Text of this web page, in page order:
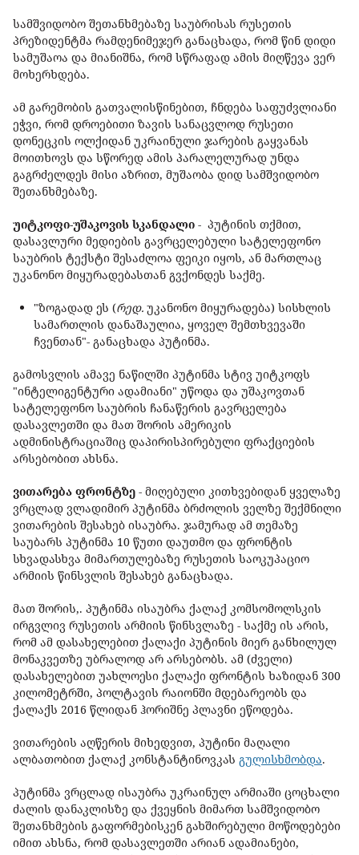
სამშვიდობო შეთანხმებაზე საუბრისას რუსეთის
პრეზიდენტმა რამდენიმეჯერ განაცხადა, რომ წინ დიდი
სამუშაოა და მიანიშნა, რომ სწრაფად ამის მიღწევა ვერ
მოხერხდება.
ამ გარემობის გათვალისწინებით, ჩნდება საფუძვლიანი
ეჭვი, რომ დროებითი ზავის სანაცვლოდ რუსეთი
დონეცკის ოლქიდან უკრაინული ჯარების გაყვანას
მოითხოვს და სწორედ ამის პარალელურად უნდა
გაგრძელდეს მისი აზრით, მუშაობა დიდ სამშვიდობო
შეთანხმებაზე.
უიტკოფი-უშაკოვის სკანდალი - პუტინის თქმით,
დასავლური მედიების გავრცელებული სატელეფონო
საუბრის ტექსტი შესაძლოა ფეიკი იყოს, ან მართლაც
უკანონო მიყურადებასთან გვქონდეს საქმე.
"ზოგადად ეს (რედ. უკანონო მიყურადება) სისხლის
სამართლის დანაშაულია, ყოველ შემთხვევაში
ჩვენთან"- განაცხადა პუტინმა.
გამოსვლის ამავე ნაწილში პუტინმა სტივ უიტკოფს
"ინტელიგენტური ადამიანი" უწოდა და უშაკოვთან
სატელეფონო საუბრის ჩანაწერის გავრცელება
დასავლეთში და მათ შორის ამერიკის
ადმინისტრაციაშიც დაპირისპირებული ფრაქციების
არსებობით ახსნა.
ვითარება ფრონტზე - მიღებული კითხვებიდან ყველაზე
ვრცლად ვლადიმირ პუტინმა ბრძოლის ველზე შექმნილი
ვითარების შესახებ ისაუბრა. ჯამურად ამ თემაზე
საუბარს პუტინმა 10 წუთი დაუთმო და ფრონტის
სხვადასხვა მიმართულებაზე რუსეთის საოკუპაციო
არმიის წინსვლის შესახებ განაცხადა.
მათ შორის,. პუტინმა ისაუბრა ქალაქ კომსომოლსკის
ირგვლივ რუსეთის არმიის წინსვლაზე - საქმე ის არის,
რომ ამ დასახელებით ქალაქი პუტინის მიერ განხილულ
მონაკვეთზე უბრალოდ არ არსებობს. ამ (ძველი)
დასახელებით უახლოესი ქალაქი ფრონტის ხაზიდან 300
კილომეტრში, პოლტავის რაიონში მდებარეობს და
ქალაქს 2016 წლიდან ჰორიშნე პლავნი ეწოდება.
ვითარების აღწერის მიხედვით, პუტინი მაღალი
ალბათობით ქალაქ კონსტანტინოვკას გულისხმობდა.
პუტინმა ვრცლად ისაუბრა უკრაინულ არმიაში ცოცხალი
ძალის დანაკლისზე და ქვეყნის მიმართ სამშვიდობო
შეთანხმების გაფორმებისკენ გახშირებული მოწოდებები
იმით ახსნა, რომ დასავლეთში არიან ადამიანები,